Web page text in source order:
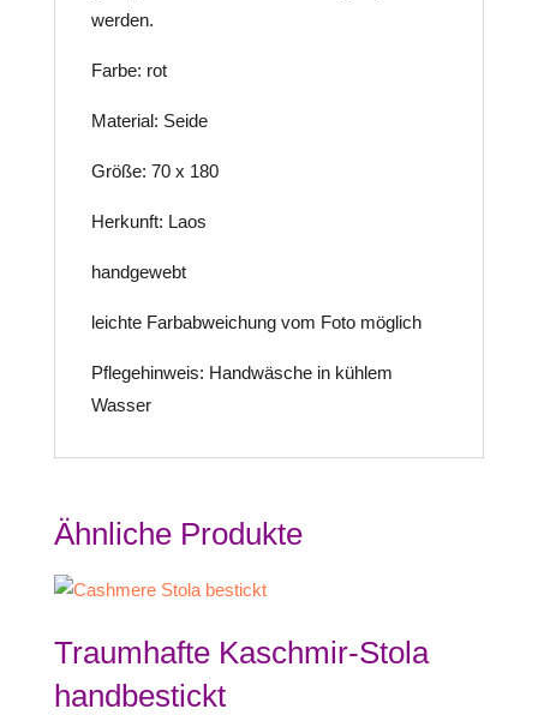
werden.
Farbe: rot
Material: Seide
Größe: 70 x 180
Herkunft: Laos
handgewebt
leichte Farbabweichung vom Foto möglich
Pflegehinweis: Handwäsche in kühlem
Wasser
Ähnliche Produkte
Traumhafte Kaschmir-Stola
handbestickt